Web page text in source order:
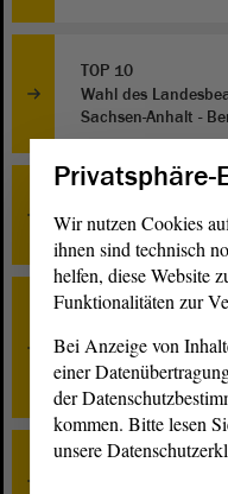
TOP 10
Wahl des
Sachsen-Anhalt -
Wahl eines
TOP 19
Entwurf eines
Schulgesetzes des
Beratung
Privatsphäre-
Wir nutzen Cookies
ihnen sind technisch
helfen, diese Website
Funktionalitäten zur
Bei Anzeige von
einer
der
kommen. Bitte lesen
unsere